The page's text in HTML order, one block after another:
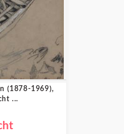
(1878-1969),
...